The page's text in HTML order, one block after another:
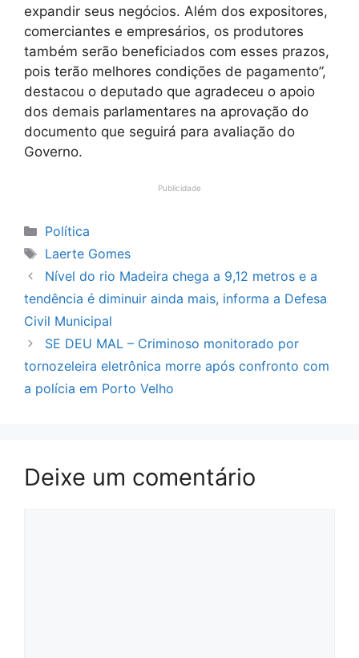
expandir seus negócios. Além dos expositores,
comerciantes e empresários, os produtores
também serão beneficiados com esses prazos,
pois terão melhores condições de pagamento”,
destacou o deputado que agradeceu o apoio
dos demais parlamentares na aprovação do
documento que seguirá para avaliação do
Governo.
Publicidade
Categorias
Política
Tags
Laerte Gomes
Nível do rio Madeira chega a 9,12 metros e a
tendência é diminuir ainda mais, informa a Defesa
Civil Municipal
SE DEU MAL – Criminoso monitorado por
tornozeleira eletrônica morre após confronto com
a polícia em Porto Velho
Deixe um comentário